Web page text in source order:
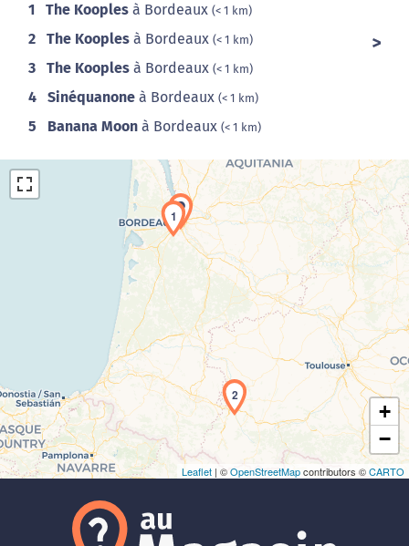
1 The Kooples à Bordeaux (< 1 km)
2 The Kooples à Bordeaux (< 1 km)
3 The Kooples à Bordeaux (< 1 km)
4 Sinéquanone à Bordeaux (< 1 km)
5 Banana Moon à Bordeaux (< 1 km)
Chargement de la carte en cours...
1
2
+
−
Leaflet | ©OpenStreetMapcontributors ©CARTO